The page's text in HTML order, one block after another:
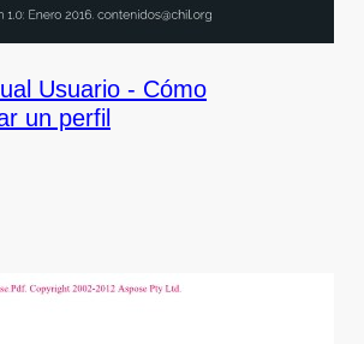
Usuario - Cómo
un perfil